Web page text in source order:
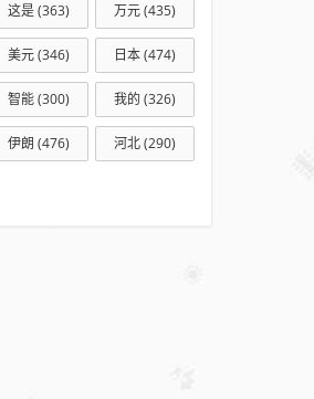
这是(363) 万元(435)
美元(346) 日本(474)
智能(300) 我的 (326)
伊朗 (476) 河北(290)